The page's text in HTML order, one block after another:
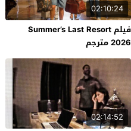
02:10:24
فيلم Summer’s Last Resort
2026 مترجم
02:14:52